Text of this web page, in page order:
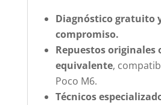
Diagnóstico gratuito
compromiso.
Repuestos originales
equivalente,
Poco M6.
Técnicos